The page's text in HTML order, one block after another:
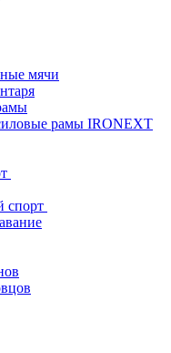
мячи
рамы IRONEXT
спорт